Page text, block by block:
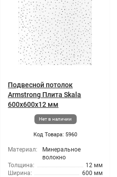
Подвесной потолок
Armstrong Плита Skala
600x600x12 мм
Нет в наличии
Код Товара: 5960
Материал:
Минеральное
волокно
Толщина:
12 мм
Ширина:
600 мм